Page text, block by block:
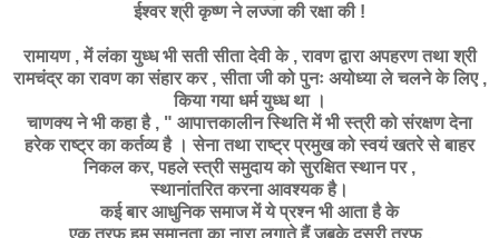
ईश्वर श्री कृष्ण ने लज्जा की रक्षा की !
रामायण , में लंका युध्ध भी सती सीता देवी के , रावण द्वारा अपहरण तथा श्री
रामचंद्र का रावण का संहार कर , सीता जी को पुनः अयोध्या ले चलने के लिए ,
किया गया धर्म युध्ध था ।
चाणक्य ने भी कहा है , " आपात्तकालीन स्थिति में भी स्त्री को संरक्षण देना
हरेक राष्ट्र का कर्तव्य है । सेना तथा राष्ट्र प्रमुख को स्वयं खतरे से बाहर
निकल कर, पहले स्त्री समुदाय को सुरक्षित स्थान पर ,
स्थानांतरित करना आवश्यक है।
कई बार आधुनिक समाज में ये प्रश्न भी आता है के
एक तरफ़ हम समानता का नारा लगाते हैं जबके दूसरी तरफ़ ,